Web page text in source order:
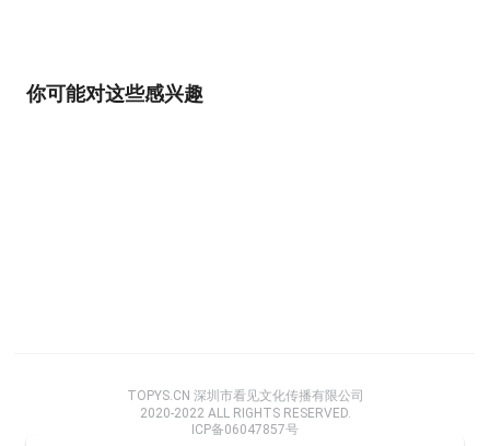
你可能对这些感兴趣
TOPYS.CN 深圳市看见文化传播有限公司
2020-2022 ALL RIGHTS RESERVED.
ICP备06047857号